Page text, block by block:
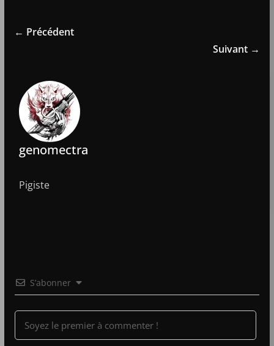
← Précédent
Suivant →
genomectra
Pigiste
S’abonner